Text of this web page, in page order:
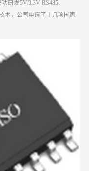
研发5V/3.3V RS485、
术，公司申请了十几项国家